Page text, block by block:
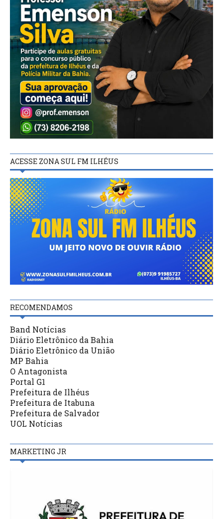
ACESSE ZONA SUL FM ILHÉUS
RECOMENDAMOS
Band Notícias
Diário Eletrônico da Bahia
Diário Eletrônico da União
MP Bahia
O Antagonista
Portal G1
Prefeitura de Ilhéus
Prefeitura de Itabuna
Prefeitura de Salvador
UOL Notícias
MARKETING JR